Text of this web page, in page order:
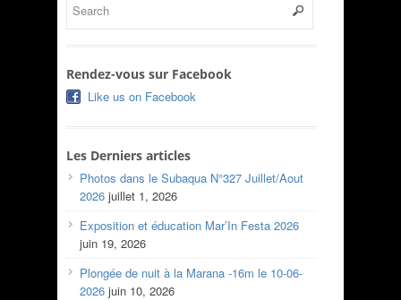
Rendez-vous sur Facebook
Like us on Facebook
Les Derniers articles
Photos dans le Subaqua N°327 Juillet/Aout
2026 juillet 1, 2026
Exposition et éducation Mar’In Festa 2026
juin 19, 2026
Plongée de nuit à la Marana -16m le 10-06-
2026 juin 10, 2026